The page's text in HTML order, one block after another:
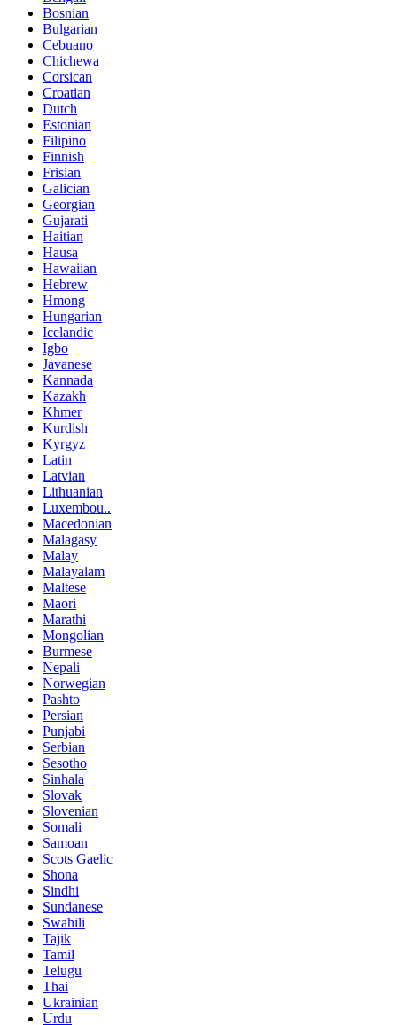
Bosnian
Bulgarian
Cebuano
Chichewa
Corsican
Croatian
Dutch
Estonian
Filipino
Finnish
Frisian
Galician
Georgian
Gujarati
Haitian
Hausa
Hawaiian
Hebrew
Hmong
Hungarian
Icelandic
Igbo
Javanese
Kannada
Kazakh
Khmer
Kurdish
Kyrgyz
Latin
Latvian
Lithuanian
Luxembou..
Macedonian
Malagasy
Malay
Malayalam
Maltese
Maori
Marathi
Mongolian
Burmese
Nepali
Norwegian
Pashto
Persian
Punjabi
Serbian
Sesotho
Sinhala
Slovak
Slovenian
Somali
Samoan
Scots Gaelic
Shona
Sindhi
Sundanese
Swahili
Tajik
Tamil
Telugu
Thai
Ukrainian
Urdu